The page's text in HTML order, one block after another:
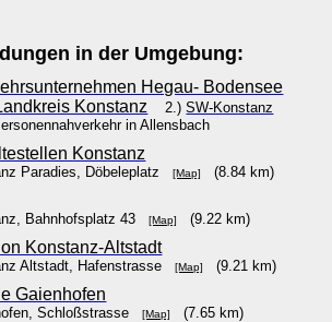
in der Umgebung:
Hegau- Bodensee
Konstanz
2.)SW-Konstanz
in Allensbach
Konstanz
Paradies, Döbeleplatz[Map] (8.84 km)
Bahnhofsplatz 43[Map] (9.22 km)
Konstanz-Altstadt
Altstadt, Hafenstrasse[Map] (9.21 km)
Gaienhofen
Schloßstrasse[Map] (7.65 km)